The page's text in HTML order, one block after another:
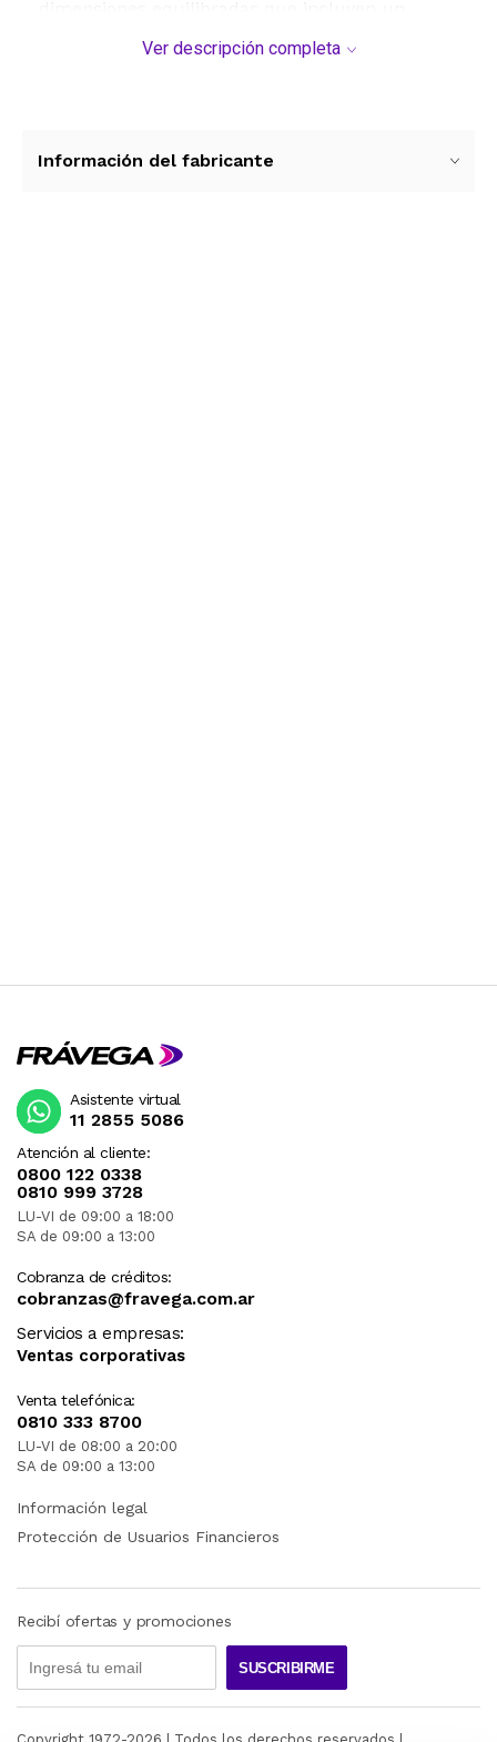
20 milimetros estas gafas ofrecen un ajuste
que las convierte en la eleccion ideal para
Ver descripción completa
Información del fabricante
Atención al cliente:
0800 122 0338
0810 999 3728
LU-VI de 09:00 a 18:00
SA de 09:00 a 13:00
Cobranza de créditos:
cobranzas@fravega.com.ar
Servicios a empresas:
Ventas corporativas
Venta telefónica:
0810 333 8700
LU-VI de 08:00 a 20:00
SA de 09:00 a 13:00
Asistente virtual
11 2855 5086
Información legal
Protección de Usuarios Financieros
Recibí ofertas y promociones
SUSCRIBIRME